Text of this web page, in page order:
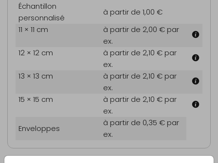
Échantillon
personnalisé
à partir de 1,00 €
11 × 11 cm
à partir de 2,00 € par
ex.
12 × 12 cm
à partir de 2,10 € par
ex.
13 × 13 cm
à partir de 2,10 € par
ex.
15 × 15 cm
à partir de 2,10 € par
ex.
Enveloppes
à partir de 0,35 € par
ex.